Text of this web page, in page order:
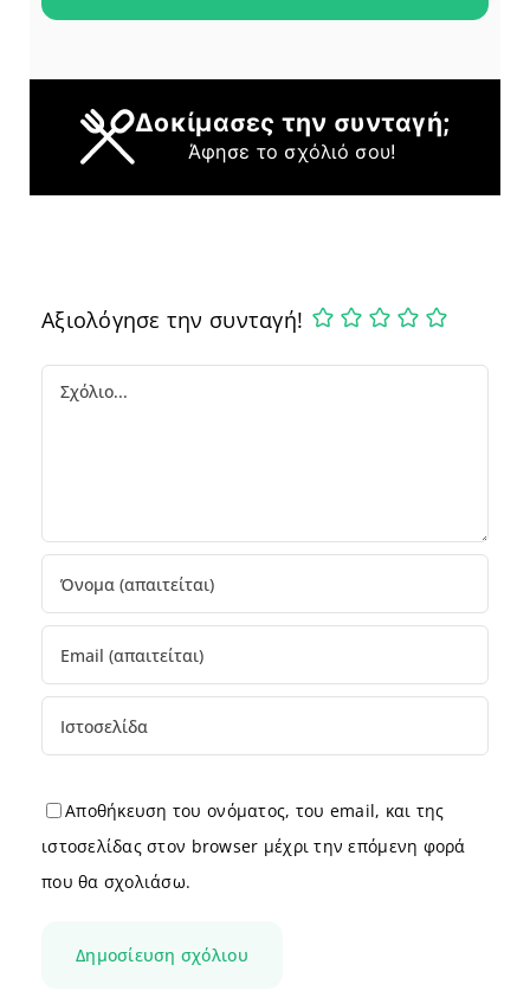
Δοκίμασες την συνταγή;
Άφησε το σχόλιό σου!
Αξιολόγησε την συνταγή!
Comment
Αποθήκευση του ονόματος, του email, και της
ιστοσελίδας στον browser μέχρι την επόμενη φορά
που θα σχολιάσω.